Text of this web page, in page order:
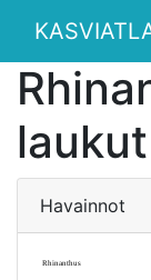
laukut
Havainnot